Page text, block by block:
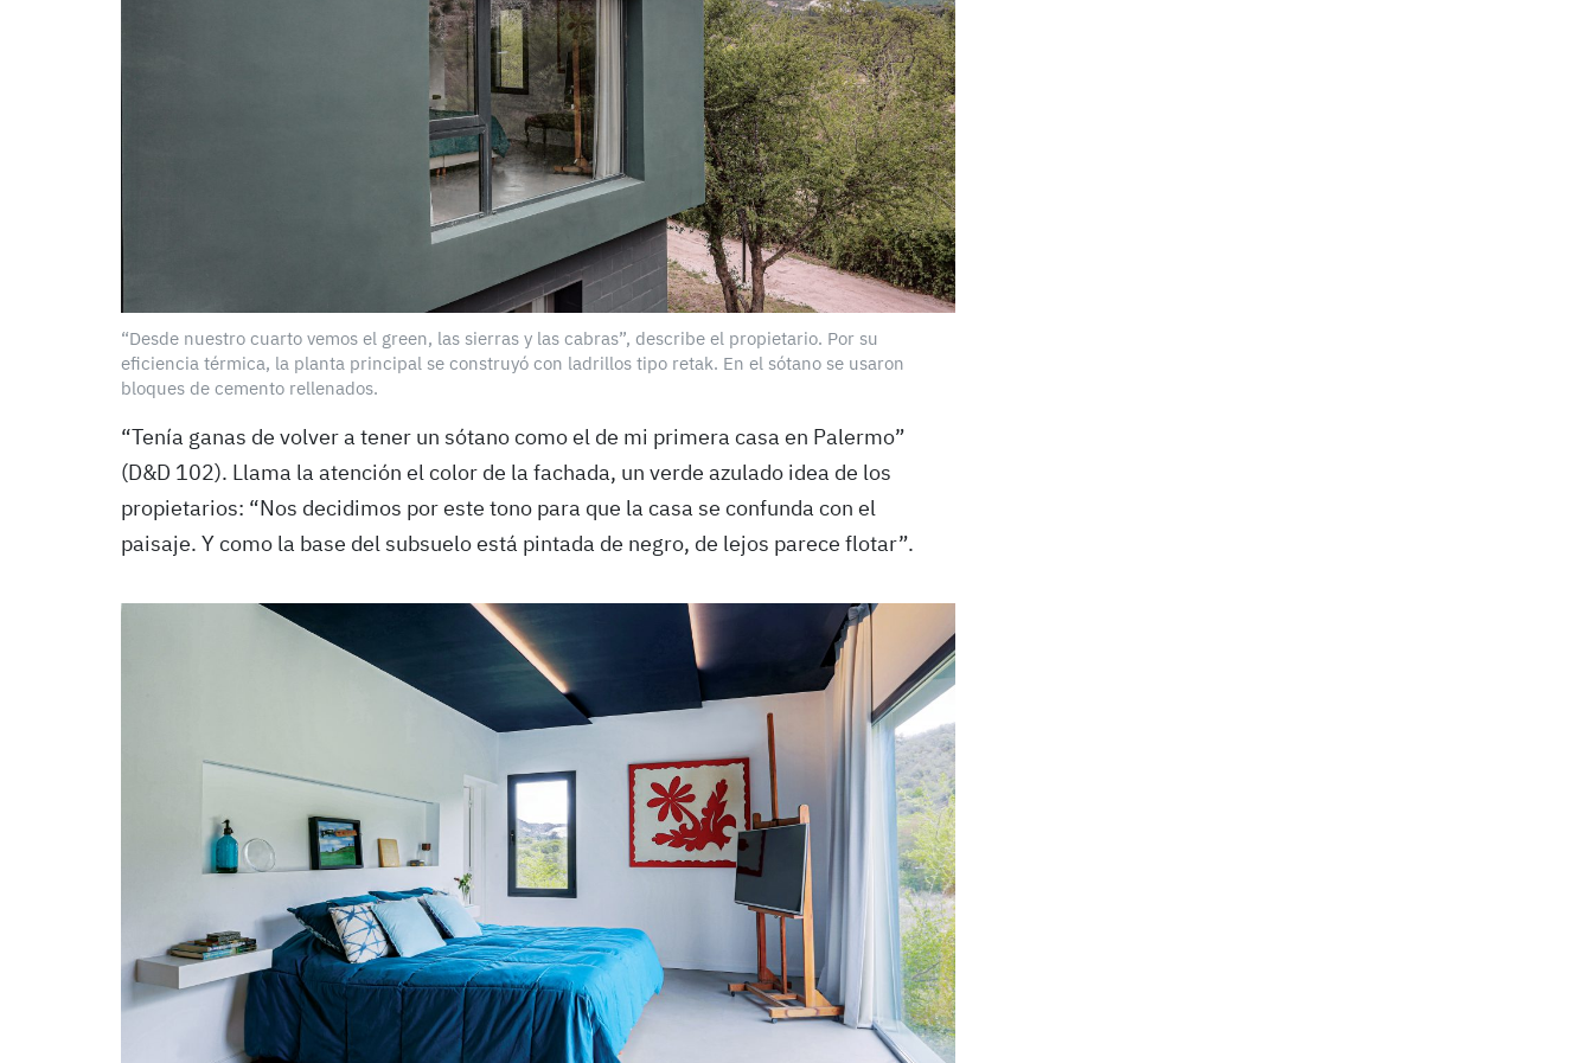
“Desde nuestro cuarto vemos el green, las sierras y las cabras”, describe el propietario. Por su
eficiencia térmica, la planta principal se construyó con ladrillos tipo retak. En el sótano se usaron
bloques de cemento rellenados.
“Tenía ganas de volver a tener un sótano como el de mi primera casa en Palermo”
(D&D 102). Llama la atención el color de la fachada, un verde azulado idea de los
propietarios: “Nos decidimos por este tono para que la casa se confunda con el
paisaje. Y como la base del subsuelo está pintada de negro, de lejos parece flotar”.